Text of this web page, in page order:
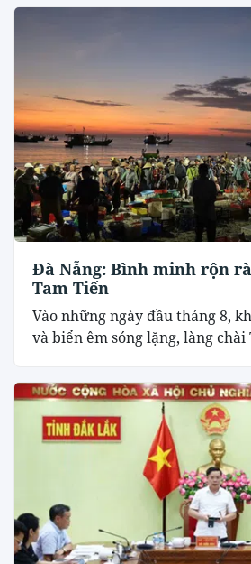
Đà Nẵng: Bình minh rộn
Tam Tiến
Vào những ngày đầu tháng 8,
và biển êm sóng lặng, làng chài